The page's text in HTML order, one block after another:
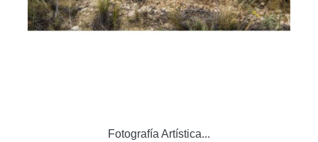
Fotografía Artística...